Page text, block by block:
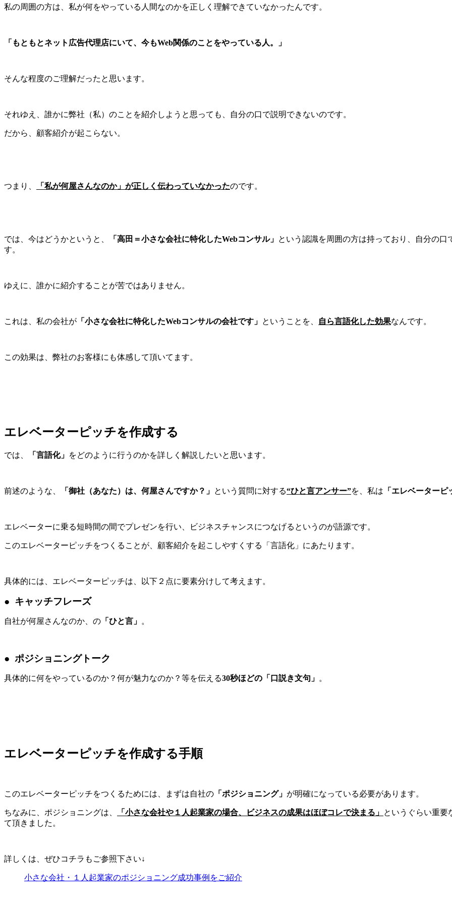
私の周囲の方は、私が何をやっている人間なのかを正しく理解できていなかったんです。
「もともとネット広告代理店にいて、今もWeb関係のことをやっている人。」
そんな程度のご理解だったと思います。
それゆえ、誰かに弊社（私）のことを紹介しようと思っても、自分の口で説明できないのです。
だから、顧客紹介が起こらない。
つまり、 「私が何屋さんなのか」が正しく伝わっていなかったのです。
では、今はどうかというと、 「高田＝小さな会社に特化したWebコンサル」 という認識を周囲の方は持っており、自分の
す。
ゆえに、誰かに紹介することが苦ではありません。
これは、私の会社が 「小さな会社に特化したWebコンサルの会社です」 ということを、 自ら言語化した効果なんです。
この効果は、弊社のお客様にも体感して頂いてます。
エレベーターピッチを作成する
では、 「言語化」 をどのように行うのかを詳しく解説したいと思います。
前述のような、 「御社（あなた）は、何屋さんですか？」 という質問に対する“ひと言アンサー”を、私は 「エレベーターピ
エレベーターに乗る短時間の間でプレゼンを行い、ビジネスチャンスにつなげるというのが語源です。
このエレベーターピッチをつくることが、顧客紹介を起こしやすくする「言語化」にあたります。
具体的には、エレベーターピッチは、以下２点に要素分けして考えます。
● キャッチフレーズ
自社が何屋さんなのか、の 「ひと言」 。
● ポジショニングトーク
具体的に何をやっているのか？何が魅力なのか？等を伝える30秒ほどの「口説き文句」 。
エレベーターピッチを作成する手順
このエレベーターピッチをつくるためには、まずは自社の 「ポジショニング」 が明確になっている必要があります。
ちなみに、ポジショニングは、 「小さな会社や１人起業家の場合、ビジネスの成果はほぼコレで決まる」 というぐらい重要
て頂きました。
詳しくは、ぜひコチラもご参照下さい↓
小さな会社・１人起業家のポジショニング成功事例をご紹介